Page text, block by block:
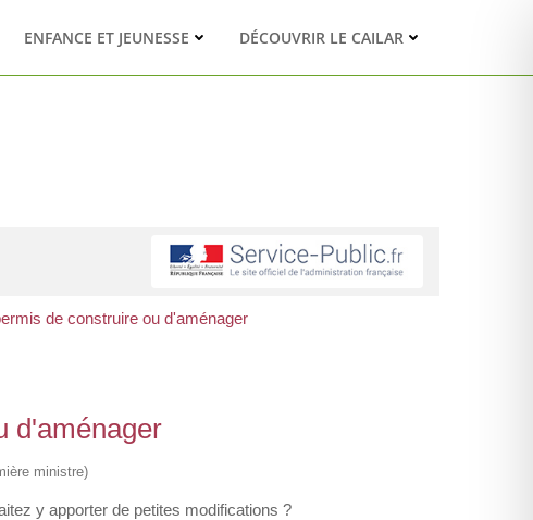
ENFANCE ET JEUNESSE DÉCOUVRIR LE CAILAR
de construire ou d'aménager
d'aménager
ministre)
y apporter de petites modifications ?